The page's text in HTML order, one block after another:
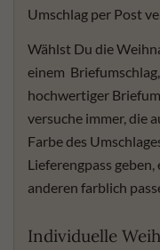
Umschlag per Post
Wählst Du die
einem
hochwertiger
versuche immer, die
Farbe des
Lieferengpass
anderen farblich
Individuelle